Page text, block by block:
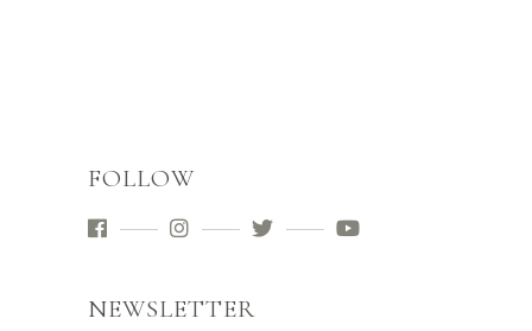
FOLLOW
NEWSLETTER